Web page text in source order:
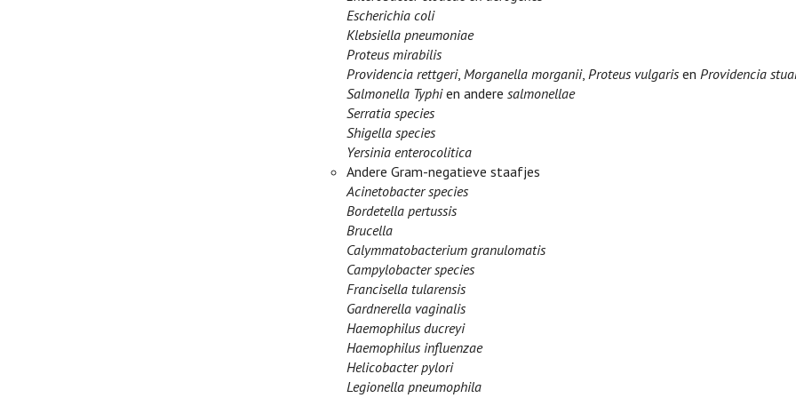
Escherichia coli
Klebsiella pneumoniae
Proteus mirabilis
Providencia rettgeri,Morganella morganii,Proteus vulgaris enProvidencia
Salmonella Typhien anderesalmonellae
Serratia species
Shigella species
Yersinia enterocolitica
Andere Gram-negatieve staafjes
Acinetobacter species
Bordetella pertussis
Brucella
Calymmatobacterium granulomatis
Campylobacter species
Francisella tularensis
Gardnerella vaginalis
Haemophilus ducreyi
Haemophilus influenzae
Helicobacter pylori
Legionella pneumophila